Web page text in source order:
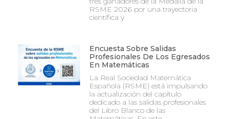
RSME 2026 por una trayectoria
científica y
Encuesta Sobre Salidas
Profesionales De Los Egresados
En Matemáticas
La Real Sociedad Matemática
Española (RSME) está impulsando
la actualización del capítulo
dedicado a las salidas profesionales
del Libro Blanco de las